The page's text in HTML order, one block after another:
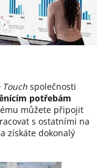
Touch společnosti
potřebám
můžete připojit
s ostatními na
získáte dokonalý